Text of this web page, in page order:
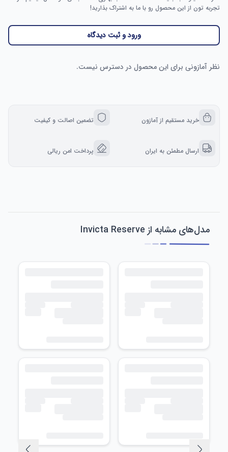
تجربه تون از این محصول رو با ما به اشتراک بذارید!
ورود و ثبت دیدگاه
نظر آمازونی برای این محصول در دسترس نیست.
خرید مستقیم از آمازون تضمین اصالت و کیفیت
ارسال مطمئن به ایران پرداخت امن ریالی
مدل‌های مشابه از Invicta Reserve